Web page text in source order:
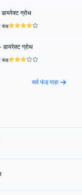
ग्रोथ
फंड
डायरेक्ट ग्रोथ
फंड
सर्व फंड पाहा